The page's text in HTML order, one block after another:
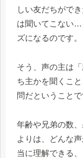
しい友だちがで
は聞いてこない…
ズになるのです。
そう、声の主は
ち主かを聞くこ
問だということで
年齢や兄弟の数
よりは、どんな
当に理解できる